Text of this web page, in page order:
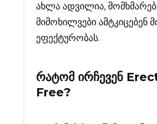
ახლა ადვილია,
მიმოხილვები ამტკიცებენ
ეფექტურობას.
რატომ ირჩევენ
Free?